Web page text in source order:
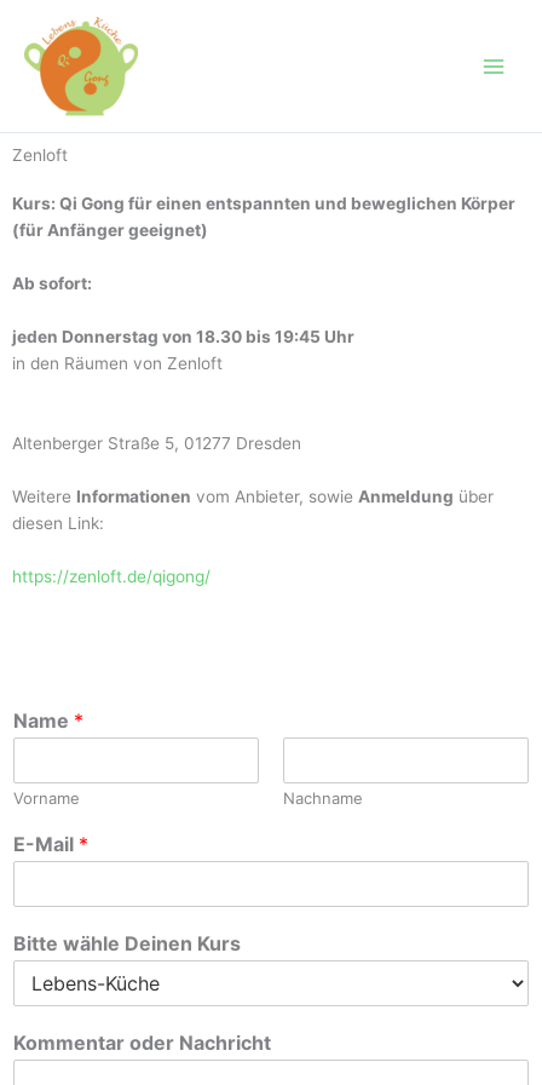
Inhalt
springen
Zenloft
Kurs: Qi Gong für einen entspannten und beweglichen Körper
(für Anfänger geeignet)
Ab sofort:
jeden Donnerstag von 18.30 bis 19:45 Uhr
in den Räumen von Zenloft
Altenberger Straße 5, 01277 Dresden
Weitere Informationen vom Anbieter, sowie Anmeldung über
diesen Link:
https://zenloft.de/qigong/
Name *
Vorname Nachname
E-Mail *
Bitte wähle Deinen Kurs
Kommentar oder Nachricht